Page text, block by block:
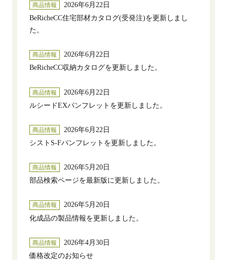
商品情報
2026年6月22日
BeRicheCC住宅部材カタログ(受発注)を更新しまし
た。
商品情報
2026年6月22日
BeRicheCC収納カタログを更新しました。
商品情報
2026年6月22日
ルシードEXパンフレットを更新しました。
商品情報
2026年6月22日
シストS-Fパンフレットを更新しました。
商品情報
2026年5月20日
部品検索ページを最新版に更新しました。
商品情報
2026年5月20日
化成品の製品情報を更新しました。
商品情報
2026年4月30日
価格改定のお知らせ